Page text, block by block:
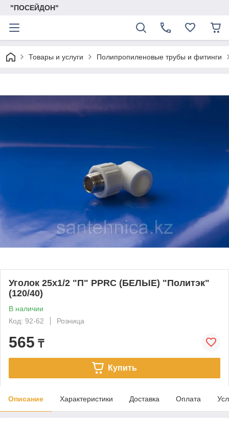
"ПОСЕЙДОН"
Товары и услуги Полипропиленовые трубы и фитинги
Уголок 25х1/2 "П" PPRC (БЕЛЫЕ) "Политэк"
(120/40)
В наличии
Код: 92-62
Розница
565 ₸
Купить
Описание Характеристики Доставка Оплата